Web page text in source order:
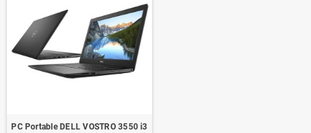
PC Portable DELL VOSTRO 3550 i3